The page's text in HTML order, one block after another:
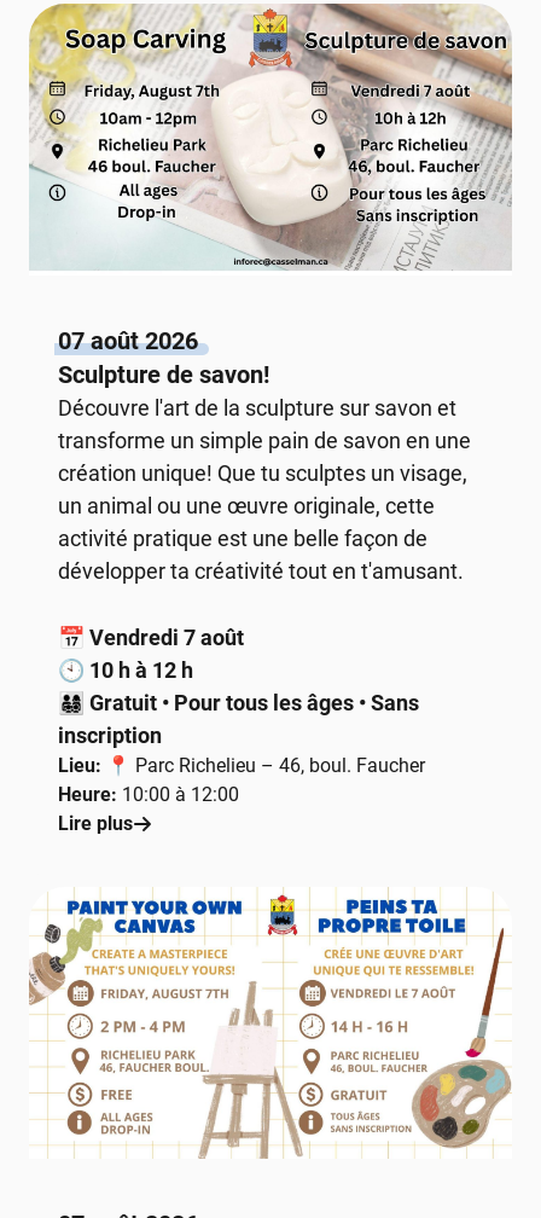
07 août 2026
Sculpture de savon!
Découvre l'art de la sculpture sur savon et
transforme un simple pain de savon en une
création unique! Que tu sculptes un visage,
un animal ou une œuvre originale, cette
activité pratique est une belle façon de
développer ta créativité tout en t'amusant.
📅 Vendredi 7 août
🕙 10 h à 12 h
👨‍👩‍👧‍👦 Gratuit • Pour tous les âges • Sans
inscription
Lieu: 📍 Parc Richelieu – 46, boul. Faucher
Heure: 10:00 à 12:00
Lire plus